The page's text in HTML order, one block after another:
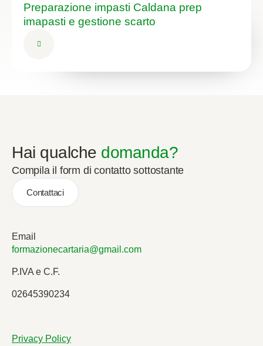
Preparazione impasti Caldana prep
imapasti e gestione scarto
Hai qualche domanda?
Compila il form di contatto sottostante
Contattaci
Email
formazionecartaria@gmail.com
P.IVA e C.F.
02645390234
Privacy Policy